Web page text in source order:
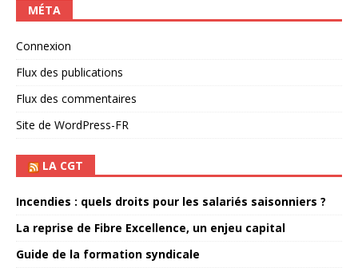
MÉTA
Connexion
Flux des publications
Flux des commentaires
Site de WordPress-FR
LA CGT
Incendies : quels droits pour les salariés saisonniers ?
La reprise de Fibre Excellence, un enjeu capital
Guide de la formation syndicale